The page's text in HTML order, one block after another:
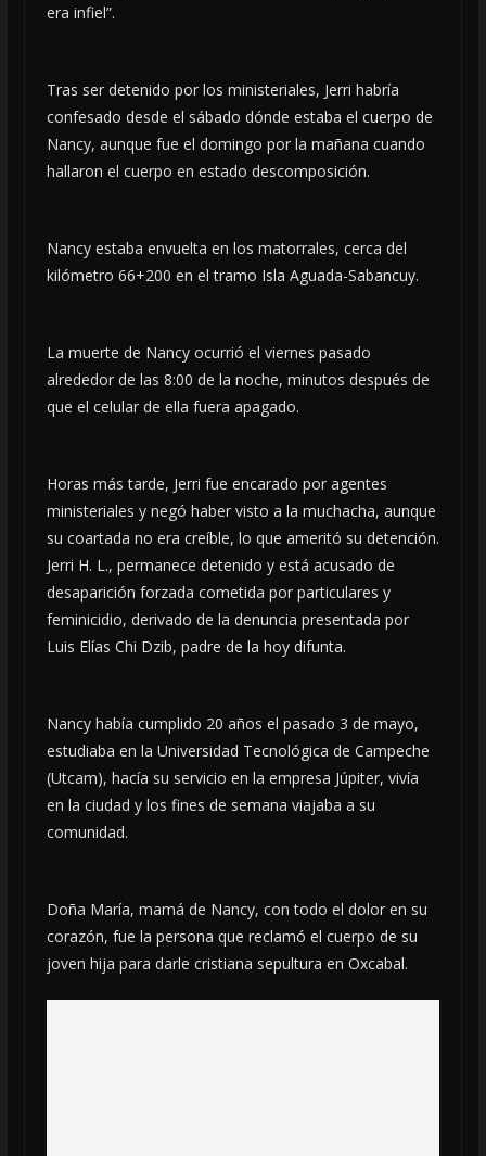
era infiel”.
Tras ser detenido por los ministeriales, Jerri habría
confesado desde el sábado dónde estaba el cuerpo de
Nancy, aunque fue el domingo por la mañana cuando
hallaron el cuerpo en estado descomposición.
Nancy estaba envuelta en los matorrales, cerca del
kilómetro 66+200 en el tramo Isla Aguada-Sabancuy.
La muerte de Nancy ocurrió el viernes pasado
alrededor de las 8:00 de la noche, minutos después de
que el celular de ella fuera apagado.
Horas más tarde, Jerri fue encarado por agentes
ministeriales y negó haber visto a la muchacha, aunque
su coartada no era creíble, lo que ameritó su detención.
Jerri H. L., permanece detenido y está acusado de
desaparición forzada cometida por particulares y
feminicidio, derivado de la denuncia presentada por
Luis Elías Chi Dzib, padre de la hoy difunta.
Nancy había cumplido 20 años el pasado 3 de mayo,
estudiaba en la Universidad Tecnológica de Campeche
(Utcam), hacía su servicio en la empresa Júpiter, vivía
en la ciudad y los fines de semana viajaba a su
comunidad.
Doña María, mamá de Nancy, con todo el dolor en su
corazón, fue la persona que reclamó el cuerpo de su
joven hija para darle cristiana sepultura en Oxcabal.